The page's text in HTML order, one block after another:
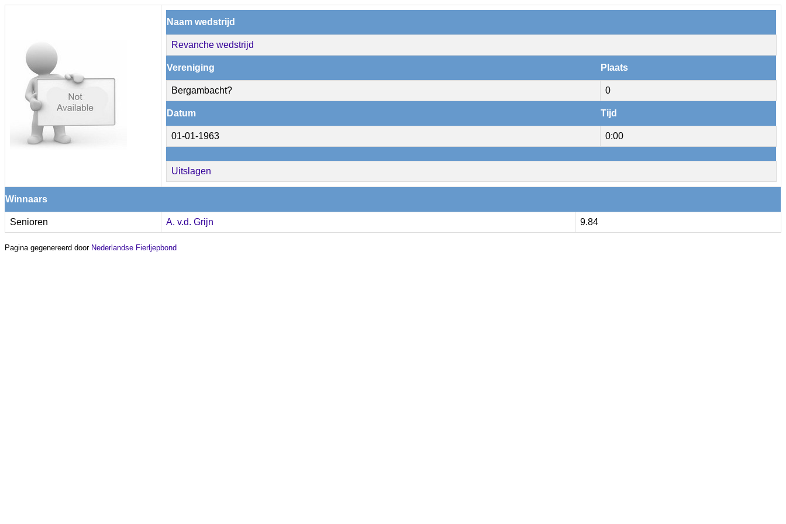
Naam wedstrijd
Revanche wedstrijd
Vereniging Plaats
Bergambacht? 0
Datum Tijd
01-01-1963 0:00
Uitslagen
Winnaars
Senioren A. v.d. Grijn 9.84
Pagina gegenereerd door Nederlandse Fierljepbond